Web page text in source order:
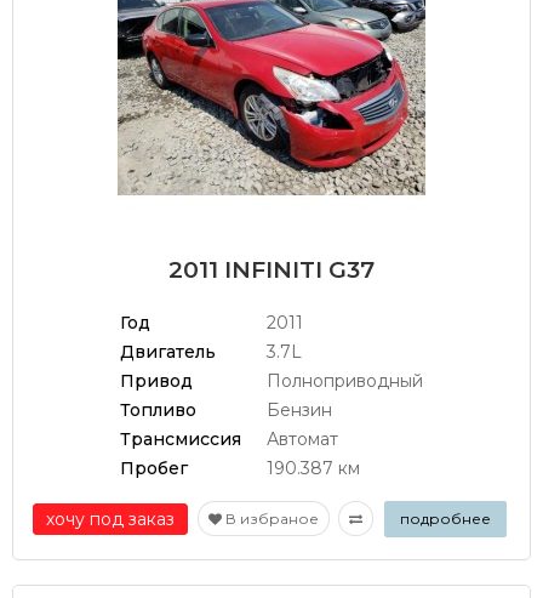
2011 INFINITI G37
Год
2011
Двигатель
3.7L
Привод
Полноприводный
Топливо
Бензин
Трансмиссия
Автомат
Пробег
190.387 км
хочу под заказ В избраное подробнее